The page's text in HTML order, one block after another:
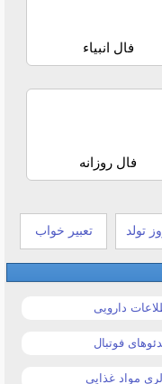
فال انبیاء
فال روزانه
تولد تعبیر خواب
دارویی
فوتبال
مواد غذایی